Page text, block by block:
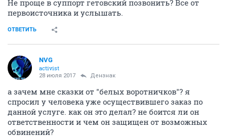
Не проще в суппорт гетовский позвонить? Все от
первоисточника и услышать.
ОТВЕТИТЬ
NVG
activist
28 июля 2017 Дензнак
а зачем мне сказки от "белых воротничков"? я
спросил у человека уже осуществившего заказ по
данной услуге. как он это делал? не боится ли он
ответственности и чем он защищен от возможных
обвинений?